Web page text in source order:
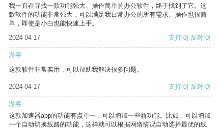
我一直在寻找一款功能强大、操作简单的办公软件，终于找到了它。这
款软件的功能非常强大，可以满足我日常办公的所有需求。操作也很简
单，即使是小白也能快速上手。
2024-04-17
支持[0] 反对[0]
游客
这款软件非常实用，可以帮助我解决很多问题。
2024-04-17 支持[0] 反对[0]
游客
这款加速器app的功能有点单一，可以增加一些新功能。比如，可以增加
一个自动切换线路的功能，这样就可以根据网络情况自动选择最优的线